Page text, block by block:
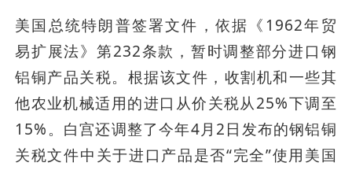
美国总统特朗普签署文件，依据《1962年贸
易扩展法》第232条款，暂时调整部分进口钢
铝铜产品关税。根据该文件，收割机和一些其
他农业机械适用的进口从价关税从25%下调至
15%。白宫还调整了今年4月2日发布的钢铝铜
关税文件中关于进口产品是否“完全”使用美国